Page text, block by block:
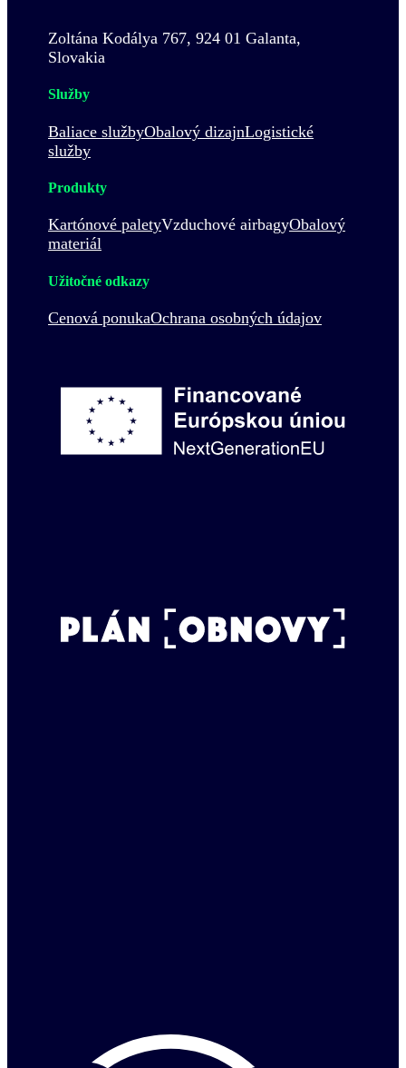
Zoltána Kodálya 767, 924 01 Galanta,
Slovakia
Služby
Baliace službyObalový dizajnLogistické
služby
Produkty
Kartónové paletyVzduchové airbagyObalový
materiál
Užitočné odkazy
Cenová ponukaOchrana osobných údajov